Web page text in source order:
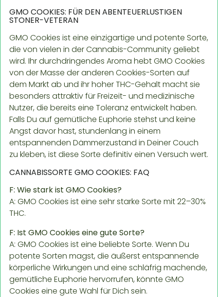
GMO COOKIES: FÜR DEN ABENTEUERLUSTIGEN
STONER-VETERAN
GMO Cookies ist eine einzigartige und potente Sorte,
die von vielen in der Cannabis-Community geliebt
wird. Ihr durchdringendes Aroma hebt GMO Cookies
von der Masse der anderen Cookies-Sorten auf
dem Markt ab und ihr hoher THC-Gehalt macht sie
besonders attraktiv für Freizeit- und medizinische
Nutzer, die bereits eine Toleranz entwickelt haben.
Falls Du auf gemütliche Euphorie stehst und keine
Angst davor hast, stundenlang in einem
entspannenden Dämmerzustand in Deiner Couch
zu kleben, ist diese Sorte definitiv einen Versuch wert.
CANNABISSORTE GMO COOKIES: FAQ
F: Wie stark ist GMO Cookies?
A: GMO Cookies ist eine sehr starke Sorte mit 22–30%
THC.
F: Ist GMO Cookies eine gute Sorte?
A: GMO Cookies ist eine beliebte Sorte. Wenn Du
potente Sorten magst, die äußerst entspannende
körperliche Wirkungen und eine schläfrig machende,
gemütliche Euphorie hervorrufen, könnte GMO
Cookies eine gute Wahl für Dich sein.